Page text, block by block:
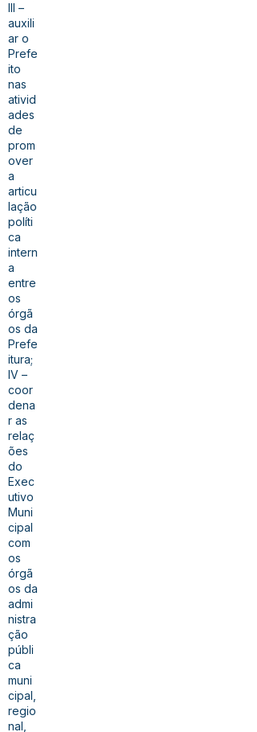
III –
auxili
ar o
Prefe
ito
nas
ativid
ades
de
prom
over
a
articu
lação
políti
ca
intern
a
entre
os
órgã
os da
Prefe
itura;
IV –
coor
dena
r as
relaç
ões
do
Exec
utivo
Muni
cipal
com
os
órgã
os da
admi
nistra
ção
públi
ca
muni
cipal,
regio
nal,